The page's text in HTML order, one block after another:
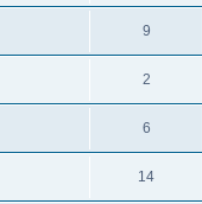
9
2
6
14